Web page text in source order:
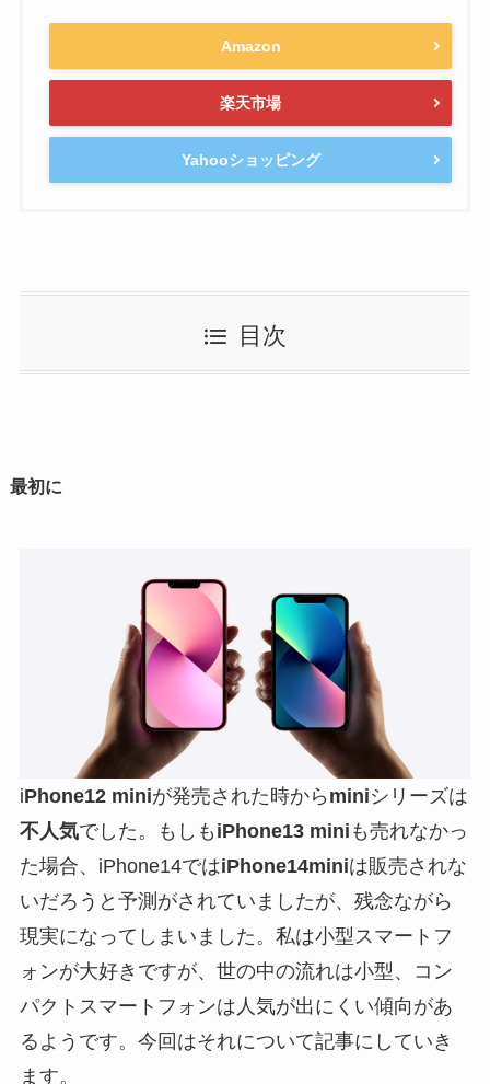
Amazon
楽天市場
Yahooショッピング
目次
最初に
iPhone12 miniが発売された時から miniシリーズは
不人気でした。もしも iPhone13 mini も売れなかっ
た場合、iPhone14ではiPhone14miniは販売されな
いだろうと予測がされていましたが、残念ながら
現実になってしまいました。私は小型スマートフ
ォンが大好きですが、世の中の流れは小型、コン
パクトスマートフォンは人気が出にくい傾向があ
るようです。今回はそれについて記事にしていき
ます。